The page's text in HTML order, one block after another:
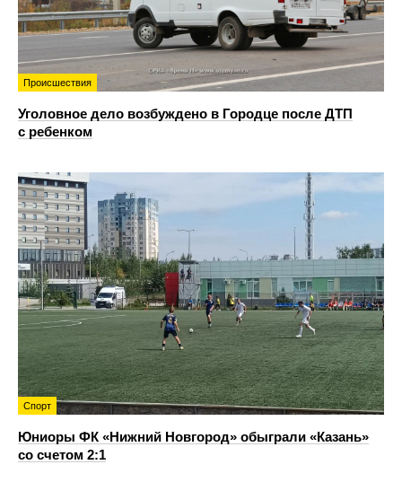
Происшествия
Уголовное дело возбуждено в Городце после ДТП
с ребенком
Спорт
Юниоры ФК «Нижний Новгород» обыграли «Казань»
со счетом 2:1